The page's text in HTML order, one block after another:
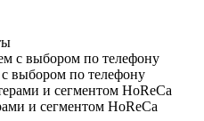
выбором по телефону
и сегментом HoReCa